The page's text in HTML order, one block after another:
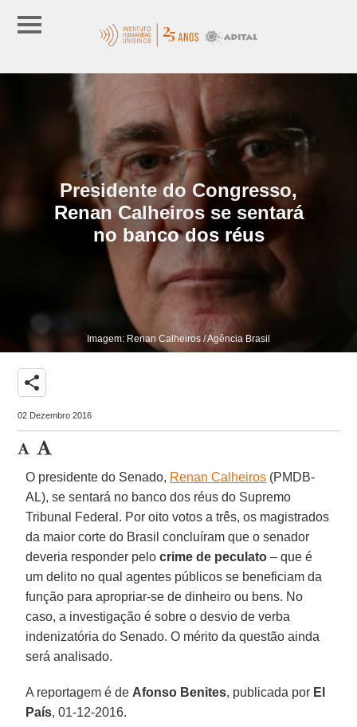
Presidente do Congresso,
Renan Calheiros se sentará
no banco dos réus
Imagem: Renan Calheiros / Agência Brasil
share
02 Dezembro 2016
O presidente do Senado, Renan Calheiros (PMDB-
AL), se sentará no banco dos réus do Supremo
Tribunal Federal. Por oito votos a três, os magistrados
da maior corte do Brasil concluíram que o senador
deveria responder pelocrime de peculato – que é
um delito no qual agentes públicos se beneficiam da
função para apropriar-se de dinheiro ou bens. No
caso, a investigação é sobre o desvio de verba
indenizatória do Senado. O mérito da questão ainda
será analisado.
A reportagem é de Afonso Benites, publicada por El
País, 01-12-2016.